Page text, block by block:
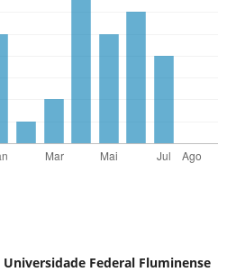
Universidade Federal Fluminense